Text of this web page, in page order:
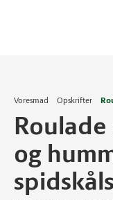
Voresmad Opskrifter
og